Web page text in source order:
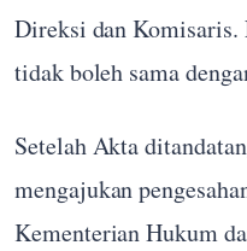
Direksi dan Komisaris.
tidak boleh sama
Setelah Akta
mengajukan
Kementerian Hukum